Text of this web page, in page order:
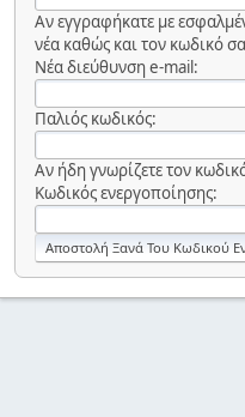
Αν εγγραφήκατε με
νέα καθώς και τον κωδικό
Νέα διεύθυνση e-mail:
Παλιός κωδικός:
Αν ήδη γνωρίζετε τον
Κωδικός ενεργοποίησης: